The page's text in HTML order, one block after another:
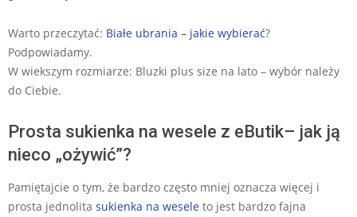
Warto przeczytać: Białe ubrania – jakie wybierać?
Podpowiadamy.
W wiekszym rozmiarze: Bluzki plus size na lato – wybór należy
do Ciebie.
Prosta sukienka na wesele z eButik– jak ją
nieco „ożywić”?
Pamiętajcie o tym, że bardzo często mniej oznacza więcej i
prosta jednolita sukienka na wesele to jest bardzo fajna